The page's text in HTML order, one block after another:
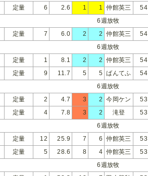
定量 6 2.6 1 1 仲館英三 54
6週放牧
定量 7 6.0 2 2 仲館英三 54
6週放牧
定量 1 8.1 2 2 仲館英三 54
定量 9 11.7 5 5 ばんてふ 54
6週放牧
定量 2 4.7 3 2 今岡ケン 53
定量 4 7.8 3 2 滝登 53
6週放牧
定量 12 25.9 7 6 仲館英三 53
定量 5 28.6 8 4 仲館英三 53
6週放牧